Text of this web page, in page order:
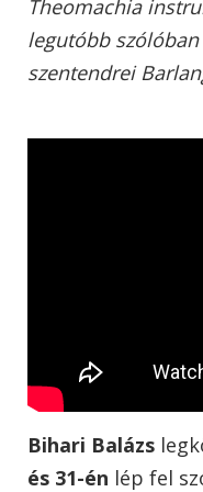
Theomachia
legutóbb
szentendrei
Bihari Balázs
és 31-én lép fel